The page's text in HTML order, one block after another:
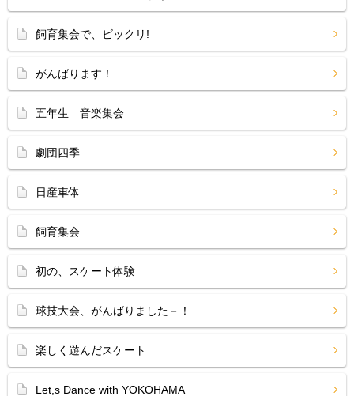
飼育集会で、ビックリ!
がんばります！
五年生 音楽集会
劇団四季
日産車体
飼育集会
初の、スケート体験
球技大会、がんばりました－！
楽しく遊んだスケート
Let,s Dance with YOKOHAMA